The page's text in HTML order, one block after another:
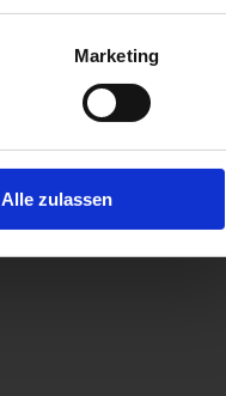
Marketing
Alle zulassen